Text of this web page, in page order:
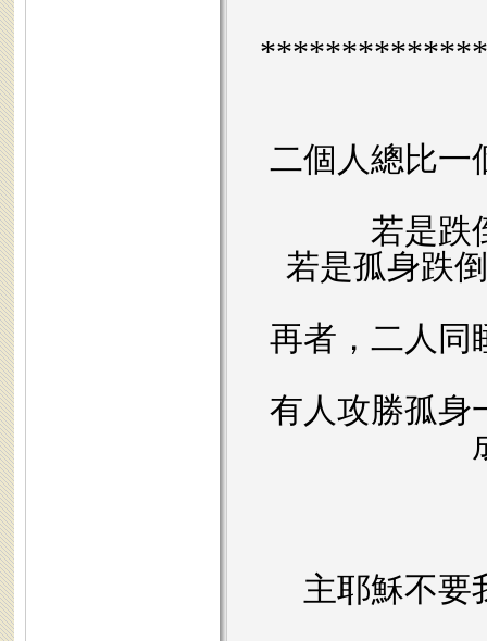
二個人總比一
若是跌
若是孤身跌
再者，二人同
有人攻勝孤身
主耶穌不要